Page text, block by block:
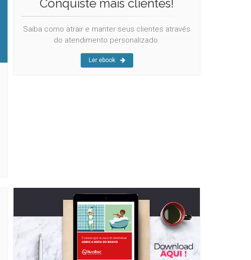
Conquiste mais clientes!
Saiba como atrair e manter seus clientes através
do atendimento personalizado.
Ler ebook